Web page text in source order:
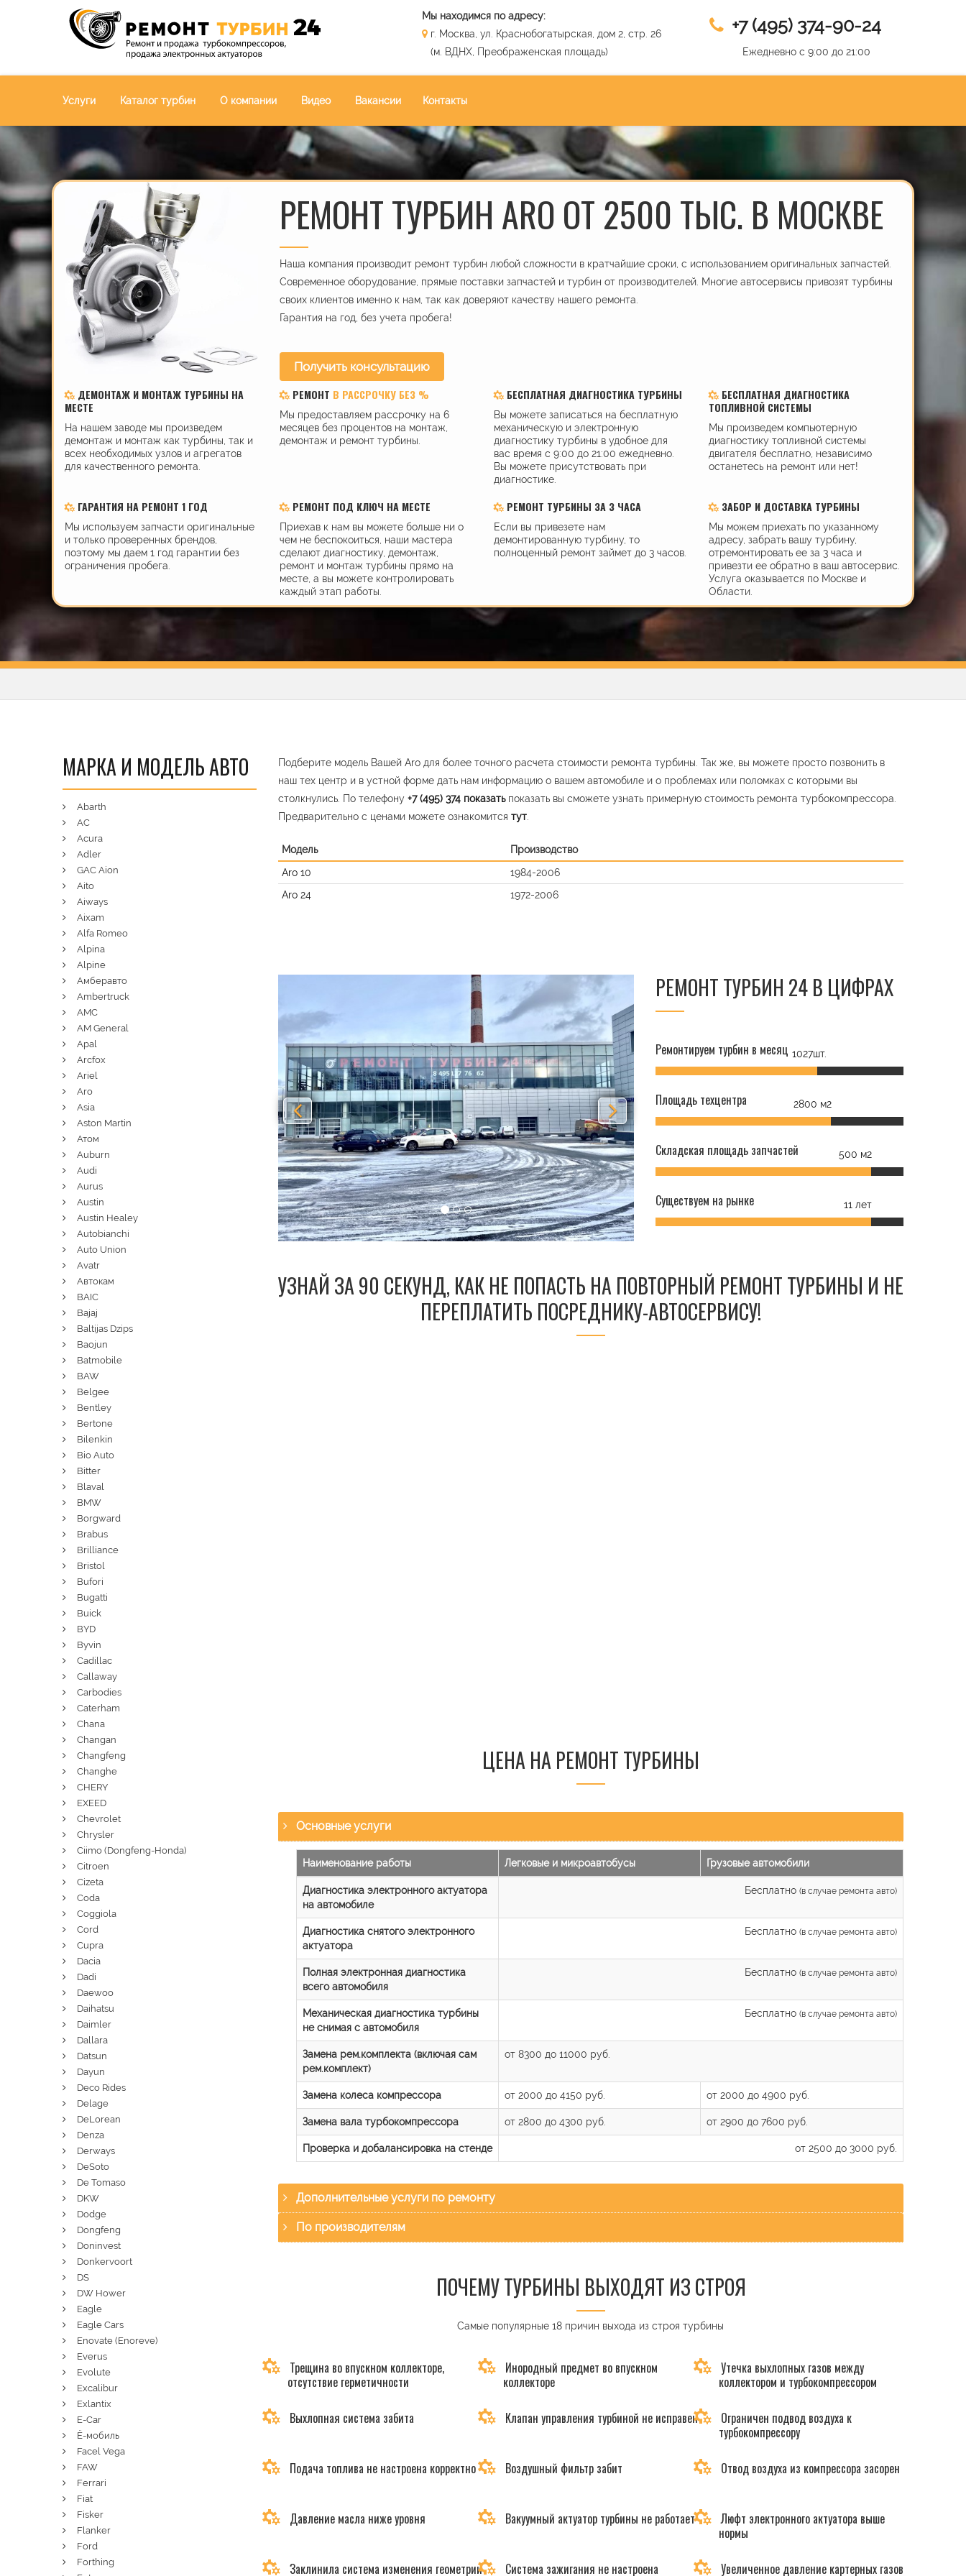
Мы находимся по адресу:
г. Москва, ул. Краснобогатырская, дом 2, стр. 26
(м. ВДНХ, Преображенская площадь)
+7 (495) 374-90-24
Ежедневно с 9:00 до 21:00
Услуги Каталог турбин О компании Видео Вакансии Контакты
РЕМОНТ ТУРБИН ARO ОТ 2500 ТЫС. В МОСКВЕ
Наша компания производит ремонт турбин любой сложности в кратчайшие сроки, с использованием оригинальных запчастей.
Современное оборудование, прямые поставки запчастей и турбин от производителей. Многие автосервисы привозят турбины
своих клиентов именно к нам, так как доверяют качеству нашего ремонта.
Гарантия на год, без учета пробега!
Получить консультацию
ДЕМОНТАЖ И МОНТАЖ ТУРБИНЫ НА
МЕСТЕ
На нашем заводе мы произведем
демонтаж и монтаж как турбины, так и
всех необходимых узлов и агрегатов
для качественного ремонта.
РЕМОНТ В РАССРОЧКУ БЕЗ %
Мы предоставляем рассрочку на 6
месяцев без процентов на монтаж,
демонтаж и ремонт турбины.
БЕСПЛАТНАЯ ДИАГНОСТИКА ТУРБИНЫ
Вы можете записаться на бесплатную
механическую и электронную
диагностику турбины в удобное для
вас время с 9:00 до 21:00 ежедневно.
Вы можете присутствовать при
диагностике.
БЕСПЛАТНАЯ ДИАГНОСТИКА
ТОПЛИВНОЙ СИСТЕМЫ
Мы произведем компьютерную
диагностику топливной системы
двигателя бесплатно, независимо
останетесь на ремонт или нет!
ГАРАНТИЯ НА РЕМОНТ 1 ГОД
Мы используем запчасти оригинальные
и только проверенных брендов,
поэтому мы даем 1 год гарантии без
ограничения пробега.
РЕМОНТ ПОД КЛЮЧ НА МЕСТЕ
Приехав к нам вы можете больше ни о
чем не беспокоиться, наши мастера
сделают диагностику, демонтаж,
ремонт и монтаж турбины прямо на
месте, а вы можете контролировать
каждый этап работы.
РЕМОНТ ТУРБИНЫ ЗА 3 ЧАСА
Если вы привезете нам
демонтированную турбину, то
полноценный ремонт займет до 3 часов.
ЗАБОР И ДОСТАВКА ТУРБИНЫ
Мы можем приехать по указанному
адресу, забрать вашу турбину,
отремонтировать ее за 3 часа и
привезти ее обратно в ваш автосервис.
Услуга оказывается по Москве и
Области.
Подберите модель Вашей Aro для более точного расчета стоимости ремонта турбины. Так же, вы можете просто позвонить в
наш тех центр и в устной форме дать нам информацию о вашем автомобиле и о проблемах или поломках с которыми вы
столкнулись. По телефону +7 (495) 374 показать показать вы сможете узнать примерную стоимость ремонта турбокомпрессора.
Предварительно с ценами можете ознакомится тут
Модель
Производство
Aro 10
1984-2006
Aro 24
1972-2006
РЕМОНТ ТУРБИН 24 В ЦИФРАХ
Ремонтируем турбин в месяц 1027шт.
Площадь техцентра 2800 м2
Складская площадь запчастей 500 м2
Существуем на рынке 11 лет
УЗНАЙ ЗА 90 СЕКУНД, КАК НЕ ПОПАСТЬ НА ПОВТОРНЫЙ РЕМОНТ ТУРБИНЫ И НЕ
ПЕРЕПЛАТИТЬ ПОСРЕДНИКУ-АВТОСЕРВИСУ!
ЦЕНА НА РЕМОНТ ТУРБИНЫ
Основные услуги
Наименование работы Легковые и микроавтобусы Грузовые автомобили
Диагностика электронного актуатора
на автомобиле
Бесплатно (в случае ремонта авто)
Диагностика снятого электронного
актуатора
Бесплатно (в случае ремонта авто)
Полная электронная диагностика
всего автомобиля
Бесплатно (в случае ремонта авто)
Механическая диагностика турбины
не снимая с автомобиля
Бесплатно (в случае ремонта авто)
Замена рем.комплекта (включая сам
рем.комплект)
от 8300 до 11000 руб.
Замена колеса компрессора от 2000 до 4150 руб. от 2000 до 4900 руб.
Замена вала турбокомпрессора от 2800 до 4300 руб. от 2900 до 7600 руб.
Проверка и добалансировка на стенде от 2500 до 3000 руб.
Дополнительные услуги по ремонту
По производителям
ПОЧЕМУ ТУРБИНЫ ВЫХОДЯТ ИЗ СТРОЯ
Самые популярные 18 причин выхода из строя турбины
Трещина во впускном коллекторе,
отсутствие герметичности
Инородный предмет во впускном
коллекторе
Утечка выхлопных газов между
коллектором и турбокомпрессором
Выхлопная система забита Клапан управления турбиной не исправен
Ограничен подвод воздуха к
турбокомпрессору
Подача топлива не настроена корректно Воздушный фильтр забит Отвод воздуха из компрессора засорен
Давление масла ниже уровня Вакуумный актуатор турбины не работает
Люфт электронного актуатора выше
нормы
Заклинила система изменения геометрии
Система зажигания не настроена Увеличенное давление картерных газов
МАРКА И МОДЕЛЬ АВТО
Abarth
AC
Acura
Adler
GAC Aion
Aito
Aiways
Aixam
Alfa Romeo
Alpina
Alpine
Амберавто
Ambertruck
AMC
AM General
Apal
Arcfox
Ariel
Aro
Asia
Aston Martin
Атом
Auburn
Audi
Aurus
Austin
Austin Healey
Autobianchi
Auto Union
Avatr
Автокам
BAIC
Bajaj
Baltijas Dzips
Baojun
Batmobile
BAW
Belgee
Bentley
Bertone
Bilenkin
Bio Auto
Bitter
Blaval
BMW
Borgward
Brabus
Brilliance
Bristol
Bufori
Bugatti
Buick
BYD
Byvin
Cadillac
Callaway
Carbodies
Caterham
Chana
Changan
Changfeng
Changhe
CHERY
EXEED
Chevrolet
Chrysler
Ciimo (Dongfeng-Honda)
Citroen
Cizeta
Coda
Coggiola
Cord
Cupra
Dacia
Dadi
Daewoo
Daihatsu
Daimler
Dallara
Datsun
Dayun
Deco Rides
Delage
DeLorean
Denza
Derways
DeSoto
De Tomaso
DKW
Dodge
Dongfeng
Doninvest
Donkervoort
DS
DW Hower
Eagle
Eagle Cars
Enovate (Enoreve)
Everus
Evolute
Excalibur
Exlantix
E-Car
Ё-мобиль
Facel Vega
FAW
Ferrari
Fiat
Fisker
Flanker
Ford
Forthing